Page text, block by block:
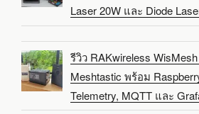
Laser 20W และ Diode
รีวิว RAKwireless
Meshtastic พร้อม
Telemetry, MQTT และ